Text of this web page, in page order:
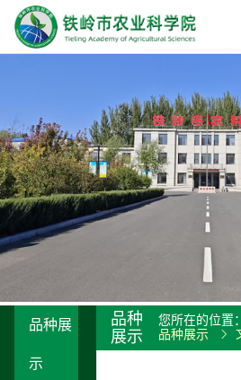
品种展
示
品种
展示
您所在的位置：
品种展示